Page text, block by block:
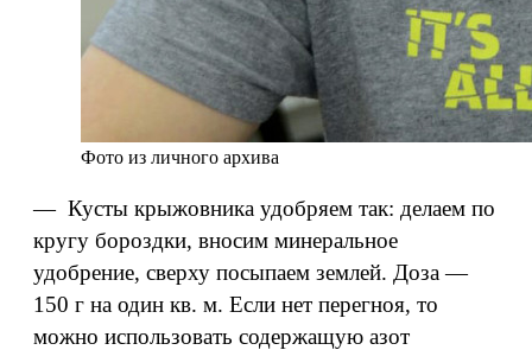
Фото из личного архива
— Кусты крыжовника удобряем так: делаем по
кругу бороздки, вносим минеральное
удобрение, сверху посыпаем землей. Доза —
150 г на один кв. м. Если нет перегноя, то
можно использовать содержащую азот